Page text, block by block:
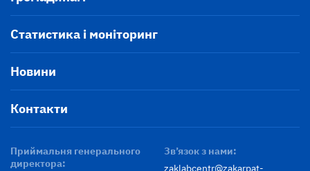
Статистика і моніторинг
Новини
Контакти
Приймальня генерального
директора:
Зв’язок з нами:
zaklabcentr@zakarpat-